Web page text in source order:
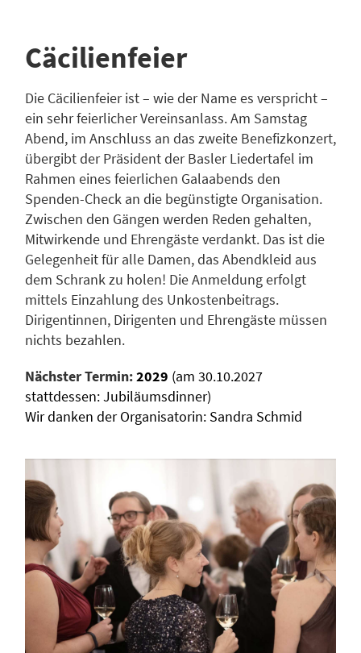
Cäcilienfeier
Die Cäcilienfeier ist – wie der Name es verspricht –
ein sehr feierlicher Vereinsanlass. Am Samstag
Abend, im Anschluss an das zweite Benefizkonzert,
übergibt der Präsident der Basler Liedertafel im
Rahmen eines feierlichen Galaabends den
Spenden-Check an die begünstigte Organisation.
Zwischen den Gängen werden Reden gehalten,
Mitwirkende und Ehrengäste verdankt. Das ist die
Gelegenheit für alle Damen, das Abendkleid aus
dem Schrank zu holen! Die Anmeldung erfolgt
mittels Einzahlung des Unkostenbeitrags.
Dirigentinnen, Dirigenten und Ehrengäste müssen
nichts bezahlen.
Nächster Termin:2029 (am 30.10.2027
stattdessen: Jubiläumsdinner)
Wir danken derOrganisatorin: Sandra Schmid